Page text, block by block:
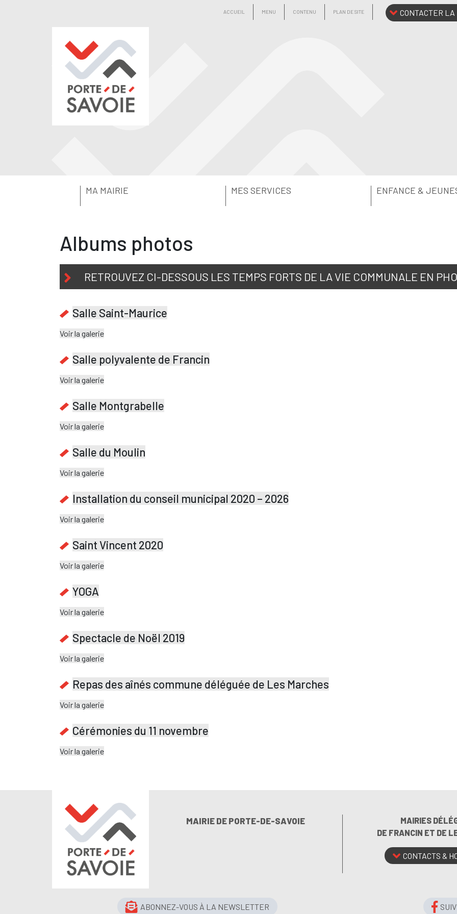
ACCUEIL MENU CONTENU PLAN DE SITE CONTACTER
MA MAIRIE MES SERVICES ENFANCE &
Albums photos
RETROUVEZ CI-DESSOUS LES TEMPS FORTS DE LA VIE COMMUNALE EN
Salle Saint-Maurice
Voir la galerie
Salle polyvalente de Francin
Voir la galerie
Salle Montgrabelle
Voir la galerie
Salle du Moulin
Voir la galerie
Installation du conseil municipal 2020 – 2026
Voir la galerie
Saint Vincent 2020
Voir la galerie
YOGA
Voir la galerie
Spectacle de Noël 2019
Voir la galerie
Repas des aînés commune déléguée de Les Marches
Voir la galerie
Cérémonies du 11 novembre
Voir la galerie
MAIRIE DE PORTE-DE-SAVOIE
MAIRIES
DE FRANCIN ET DE
CONTACTS &
ABONNEZ-VOUS À LA NEWSLETTER